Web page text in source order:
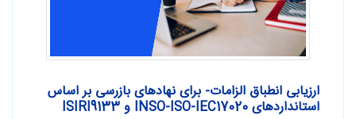
ارزیابی انطباق الزامات- برای نهادهای بازرسی بر اساس
استانداردهای INSO-ISO-IEC17020 و ISIRI9133